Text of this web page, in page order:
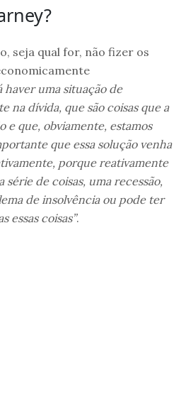
seja qual for, não fizer os
haver uma situação de
na dívida, que são coisas que a
e que, obviamente, estamos
que essa solução venha
porque reativamente
de coisas, uma recessão,
de insolvência ou pode ter
essas coisas”.